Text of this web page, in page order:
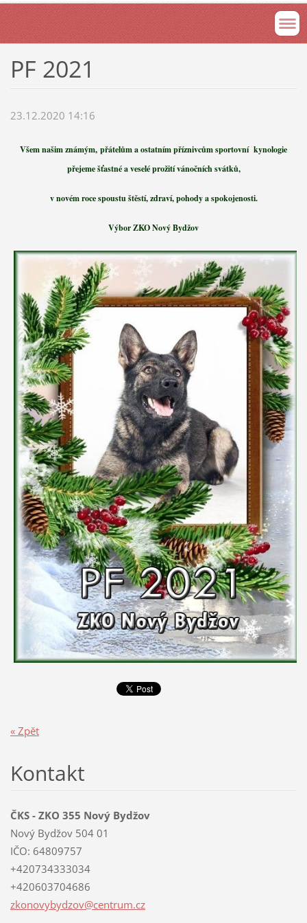
PF 2021
23.12.2020 14:16
Všem našim známým, přátelům a ostatním příznivcům sportovní kynologie
přejeme šťastné a veselé prožití vánočních svátků,
v novém roce spoustu štěstí, zdraví, pohody a spokojenosti.
Výbor ZKO Nový Bydžov
« Zpět
Kontakt
ČKS - ZKO 355 Nový Bydžov
Nový Bydžov 504 01
IČO: 64809757
+420734333034
+420603704686
zkonovybydzov@centrum.cz